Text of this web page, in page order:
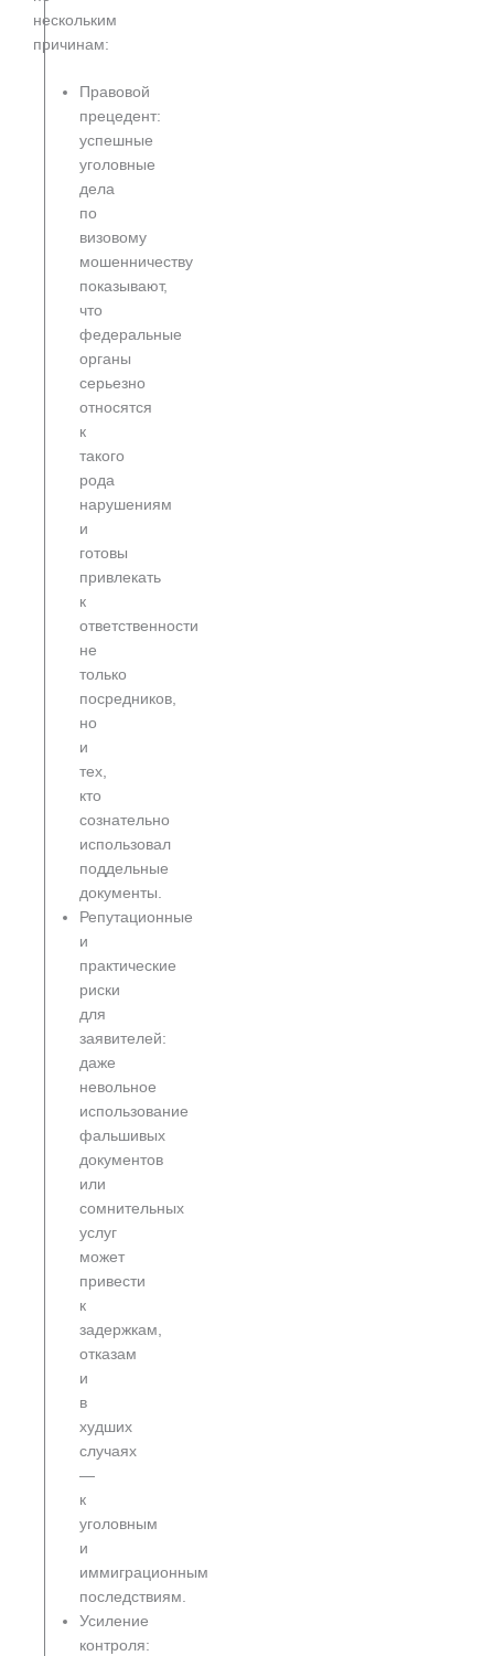
нескольким
причинам:
Правовой
прецедент:
успешные
уголовные
дела
по
визовому
мошенничеству
показывают,
что
федеральные
органы
серьезно
относятся
к
такого
рода
нарушениям
и
готовы
привлекать
к
ответственности
не
только
посредников,
но
и
тех,
кто
сознательно
использовал
поддельные
документы.
Репутационные
и
практические
риски
для
заявителей:
даже
невольное
использование
фальшивых
документов
или
сомнительных
услуг
может
привести
к
задержкам,
отказам
и
в
худших
случаях
—
к
уголовным
и
иммиграционным
последствиям.
Усиление
контроля: